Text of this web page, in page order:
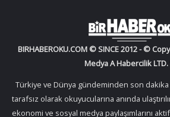
BIRHABEROKU.COM © SINCE 2012 - ©
Medya A Habercilik LTD.
Türkiye ve Dünya gündeminden son
tarafsız olarak okuyucularına anında
ekonomi ve sosyal medya paylaşımlarını